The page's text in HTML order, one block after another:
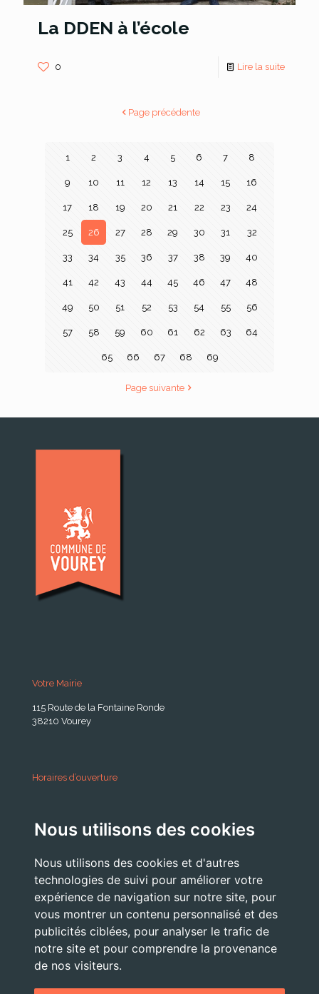
Nous utilisons des cookies
Nous utilisons des cookies et d'autres
technologies de suivi pour améliorer votre
expérience de navigation sur notre site, pour
vous montrer un contenu personnalisé et des
publicités ciblées, pour analyser le trafic de
notre site et pour comprendre la provenance
de nos visiteurs.
La DDEN à l’école
0 Lire la suite
Page précédente
1 2 3 4 5 6 7 8
9 10 11 12 13 14 15 16
17 18 19 20 21 22 23 24
25 26 27 28 29 30 31 32
33 34 35 36 37 38 39 40
41 42 43 44 45 46 47 48
49 50 51 52 53 54 55 56
57 58 59 60 61 62 63 64
65 66 67 68 69
Page suivante
Votre Mairie
115 Route de la Fontaine Ronde
38210 Vourey
Horaires d’ouverture
Lundi . Mardi : 10h 12h /16h 18h30
Jeudi . Vendredi : 13h30 / 17h
Nous Contacter
accueil@commune-vourey.fr